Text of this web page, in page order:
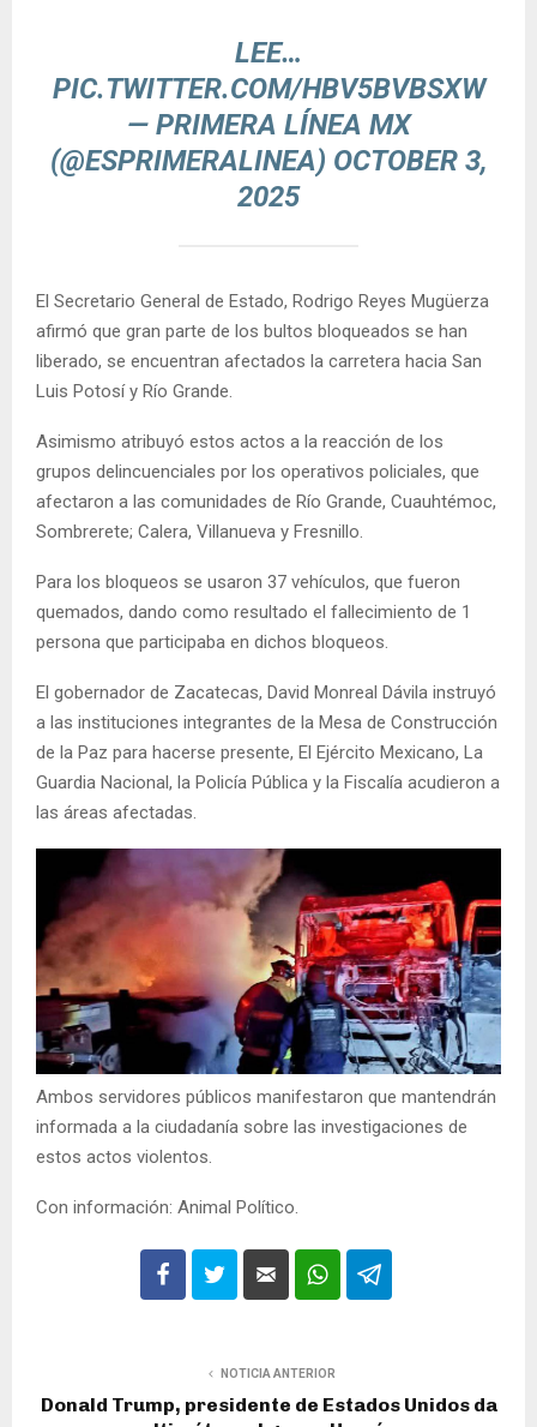
LEE…
PIC.TWITTER.COM/HBV5BVBSXW
— PRIMERA LÍNEA MX
(@ESPRIMERALINEA) OCTOBER 3,
2025
El Secretario General de Estado, Rodrigo Reyes Mugüerza
afirmó que gran parte de los bultos bloqueados se han
liberado, se encuentran afectados la carretera hacia San
Luis Potosí y Río Grande.
Asimismo atribuyó estos actos a la reacción de los
grupos delincuenciales por los operativos policiales, que
afectaron a las comunidades de Río Grande, Cuauhtémoc,
Sombrerete; Calera, Villanueva y Fresnillo.
Para los bloqueos se usaron 37 vehículos, que fueron
quemados, dando como resultado el fallecimiento de 1
persona que participaba en dichos bloqueos.
El gobernador de Zacatecas, David Monreal Dávila instruyó
a las instituciones integrantes de la Mesa de Construcción
de la Paz para hacerse presente, El Ejército Mexicano, La
Guardia Nacional, la Policía Pública y la Fiscalía acudieron a
las áreas afectadas.
Ambos servidores públicos manifestaron que mantendrán
informada a la ciudadanía sobre las investigaciones de
estos actos violentos.
Con información: Animal Político.
NOTICIA ANTERIOR
Donald Trump, presidente de Estados Unidos da